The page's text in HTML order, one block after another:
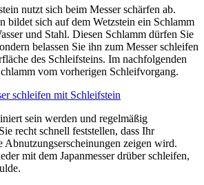
nutzt sich beim Messer schärfen ab.
bildet sich auf dem Wetzstein ein Schlamm
und Stahl. Diesen Schlamm dürfen Sie
belassen Sie ihn zum Messer schleifen
des Schleifsteins. Im nachfolgenden
vom vorherigen Schleifvorgang.
sein werden und regelmäßig
recht schnell feststellen, dass Ihr
Abnutzungserscheinungen zeigen wird.
mit dem Japanmesser drüber schleifen,